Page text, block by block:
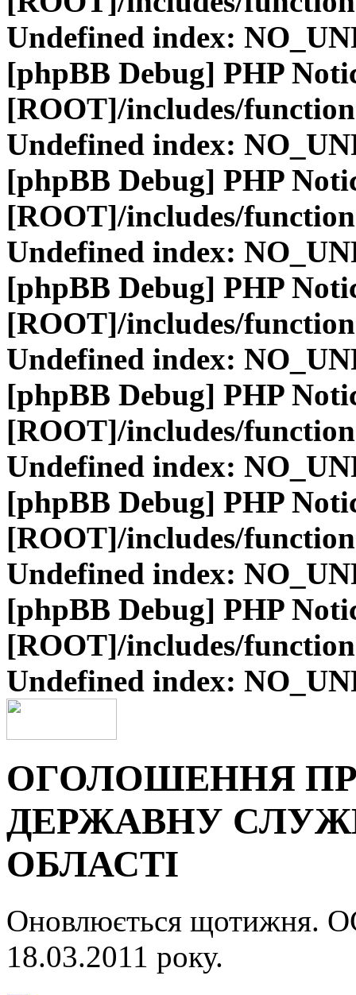
Undefined index:
[phpBB Debug] PHP
[ROOT]/includes/
Undefined index:
[phpBB Debug] PHP
[ROOT]/includes/
Undefined index:
[phpBB Debug] PHP
[ROOT]/includes/
Undefined index:
[phpBB Debug] PHP
[ROOT]/includes/
Undefined index:
[phpBB Debug] PHP
[ROOT]/includes/
Undefined index:
[phpBB Debug] PHP
[ROOT]/includes/
Undefined index:
ОГОЛОШЕННЯ
ДЕРЖАВНУ
ОБЛАСТІ
Оновлюється
18.03.2011 року.